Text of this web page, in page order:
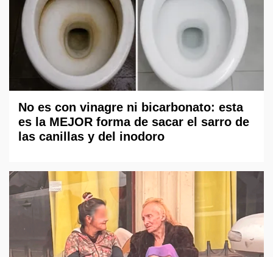
No es con vinagre ni bicarbonato: esta
es la MEJOR forma de sacar el sarro de
las canillas y del inodoro